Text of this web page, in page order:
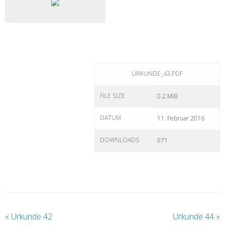
URKUNDE_43.PDF
FILE SIZE 0.2 MiB
DATUM 11. Februar 2016
DOWNLOADS 971
« Urkunde 42 Urkunde 44 »